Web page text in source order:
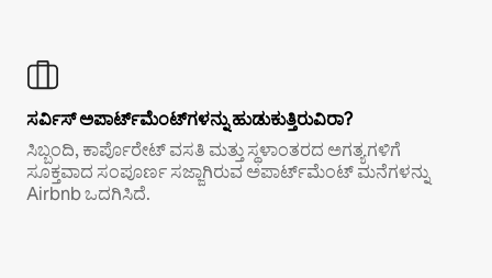
ಸರ್ವಿಸ್ ಅಪಾರ್ಟ್‌ಮೆಂಟ್‌ಗಳನ್ನು ಹುಡುಕುತ್ತಿರುವಿರಾ?
ಸಿಬ್ಬಂದಿ, ಕಾರ್ಪೊರೇಟ್ ವಸತಿ ಮತ್ತು ಸ್ಥಳಾಂತರದ ಅಗತ್ಯಗಳಿಗೆ
ಸೂಕ್ತವಾದ ಸಂಪೂರ್ಣ ಸಜ್ಜಾಗಿರುವ ಅಪಾರ್ಟ್‌ಮೆಂಟ್ ಮನೆಗಳನ್ನು
Airbnb ಒದಗಿಸಿದೆ.